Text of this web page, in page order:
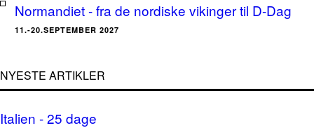
Normandiet - fra de nordiske vikinger til D-Dag
11.-20.SEPTEMBER 2027
NYESTE ARTIKLER
Italien - 25 dage